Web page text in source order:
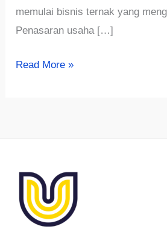
memulai bisnis ternak yang
Penasaran usaha […]
Rekomendasi
300
Read More »